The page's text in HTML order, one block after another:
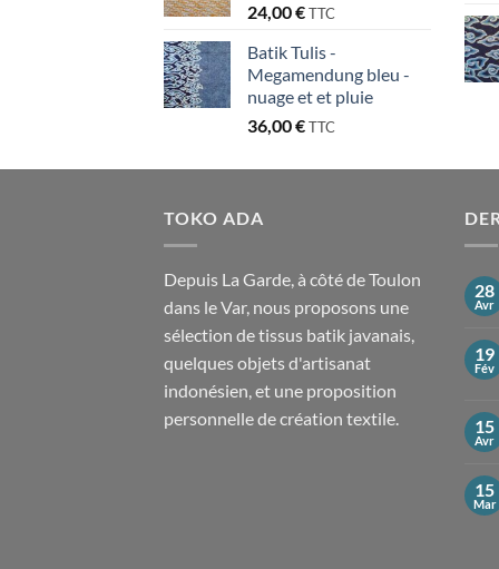
24,00€TTC
Batik Tulis -
Megamendung bleu -
nuage et et pluie
36,00€TTC
TOKO ADA
Depuis La Garde, à côté de Toulon
dans le Var, nous proposons une
sélection de tissus batik javanais,
quelques objets d'artisanat
indonésien, et une proposition
personnelle de création textile.
28
Avr
19
Fév
15
Avr
15
Mar